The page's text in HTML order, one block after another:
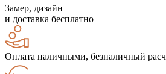
Замер, дизайн
и доставка бесплатно
Оплата наличными, безналичный